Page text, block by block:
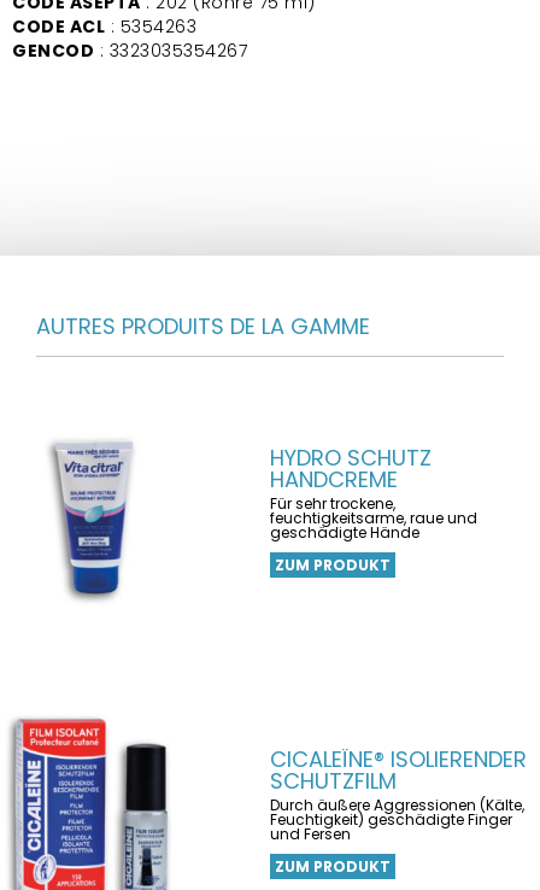
CODE ACL : 5354263
GENCOD : 3323035354267
AUTRES PRODUITS DE LA GAMME
HYDRO SCHUTZ
HANDCREME
Für sehr trockene,
feuchtigkeitsarme, raue und
geschädigte Hände
ZUM PRODUKT
CICALEÏNE® ISOLIERENDER
SCHUTZFILM
Durch äußere Aggressionen (Kälte,
Feuchtigkeit) geschädigte Finger
und Fersen
ZUM PRODUKT